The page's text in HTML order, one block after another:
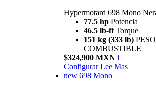
Hypermotard 698 Mono
77.5 hp Potencia
46.5 lb-ft Torque
151 kg (333 lb)
COMBUSTIBLE
$324,900 MXN i
Configurar Lee Mas
new 698 Mono